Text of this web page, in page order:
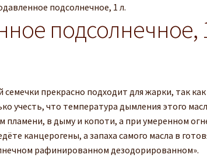
подсолнечное, 1 л.
подсолнечное,
прекрасно подходит для жарки, так как
учесть, что температура дымления этого
пламени, в дыму и копоти, а при умеренном
канцерогены, а запаха самого масла в
рафинированном дезодорированном».